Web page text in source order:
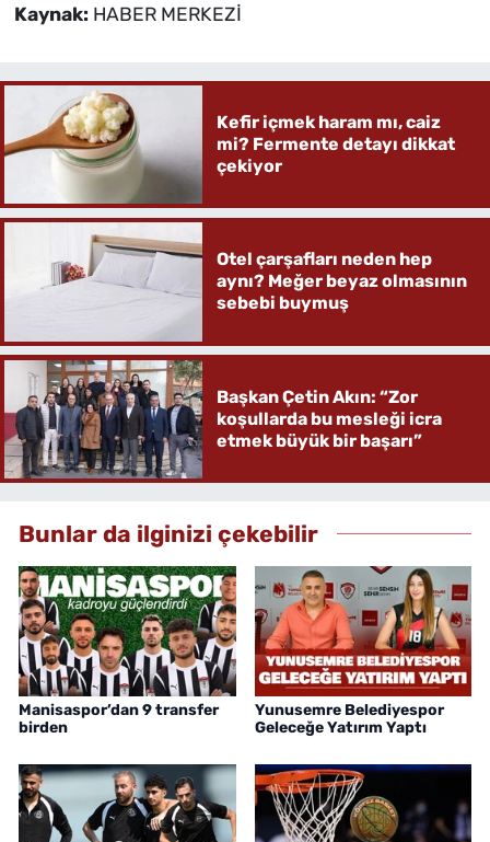
Kaynak: HABER MERKEZİ
Kefir içmek haram mı, caiz
mi? Fermente detayı dikkat
çekiyor
Otel çarşafları neden hep
aynı? Meğer beyaz olmasının
sebebi buymuş
Başkan Çetin Akın: “Zor
koşullarda bu mesleği icra
etmek büyük bir başarı”
Bunlar da ilginizi çekebilir
Manisaspor’dan 9 transfer
birden
Yunusemre Belediyespor
Geleceğe Yatırım Yaptı